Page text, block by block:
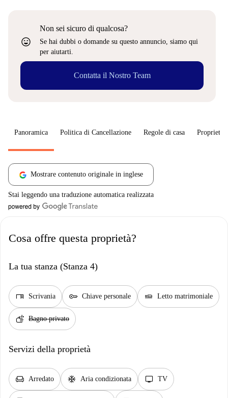
sentiment_very_satisfied
Non sei sicuro di qualcosa?
Se hai dubbi o domande su questo annuncio, siamo qui
per aiutarti.
Contatta il Nostro Team
Panoramica Politica di Cancellazione Regole di casa
Mostrare contenuto originale in inglese
Stai leggendo una traduzione automatica realizzata
Cosa offre questa proprietà?
La tua stanza (Stanza 4)
desk Scrivania key Chiave personale airline_seat_flat Letto matrimoniale
soap Bagno privato
Servizi della proprietà
chair Arredato ac_unit Aria condizionata tv TV